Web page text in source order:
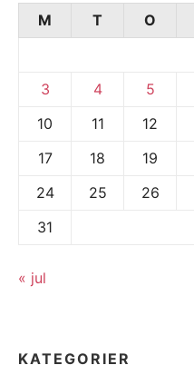
M
T O
3
4 5
10
11 12
17
18 19
24
25 26
31
« jul
KATEGORIER